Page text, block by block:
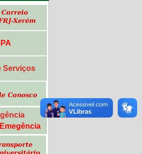
Serviços